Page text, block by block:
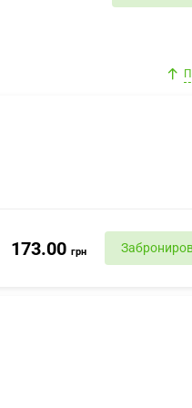
173.00 грн